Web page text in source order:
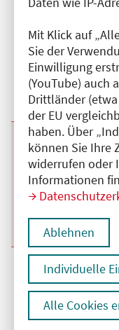
Mit Klick auf
Sie der
Einwilligung
(YouTube) auch
Drittländer
der EU
haben. Über
können Sie Ihre
widerrufen oder
Informationen
Ablehnen
Individuelle
Alle Cookies
Der
Praxis Dr.
Str., 10407 Berlin
Kategorie:C
Details
Beginn:
25.08.2026Ende
-
Der
Praxis Dr.
Str., 10407 Berlin
Kategorie:C
Details anzeigen
Beginn:
15.12.2026Ende
-
Der
Praxis Dr.
Str., 10407 Berlin
Kategorie:C